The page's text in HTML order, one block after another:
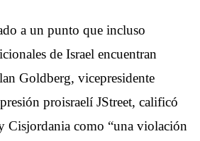
a un punto que incluso
de Israel encuentran
Goldberg, vicepresidente
proisraelí JStreet, calificó
Cisjordania como “una violación